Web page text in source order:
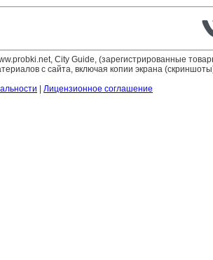
City Guide, (зарегистрированные
с сайта, включая копии экрана
| Лицензионное соглашение